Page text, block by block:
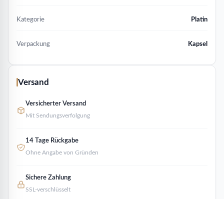
Kategorie Platin
Verpackung Kapsel
Versand
Versicherter Versand
Mit Sendungsverfolgung
14 Tage Rückgabe
Ohne Angabe von Gründen
Sichere Zahlung
SSL-verschlüsselt